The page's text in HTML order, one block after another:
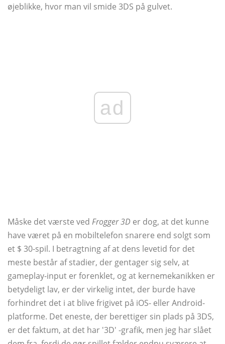
øjeblikke, hvor man vil smide 3DS på gulvet.
ad
Måske det værste ved Frogger 3D er dog, at det kunne
have været på en mobiltelefon snarere end solgt som
et $ 30-spil. I betragtning af at dens levetid for det
meste består af stadier, der gentager sig selv, at
gameplay-input er forenklet, og at kernemekanikken er
betydeligt lav, er der virkelig intet, der burde have
forhindret det i at blive frigivet på iOS- eller Android-
platforme. Det eneste, der berettiger sin plads på 3DS,
er det faktum, at det har '3D' -grafik, men jeg har slået